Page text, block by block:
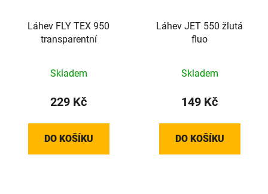
Láhev FLY TEX 950
transparentní
Skladem
229 Kč
DO KOŠÍKU
Láhev JET 550 žlutá
fluo
Skladem
149 Kč
DO KOŠÍKU